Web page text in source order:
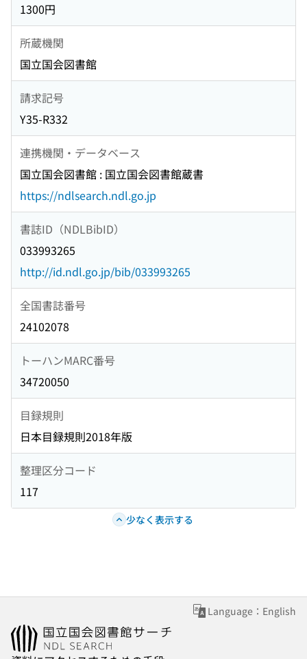
1300円
所蔵機関
国立国会図書館
請求記号
Y35-R332
連携機関・データベース
国立国会図書館 : 国立国会図書館蔵書
https://ndlsearch.ndl.go.jp
書誌ID（NDLBibID）
033993265
http://id.ndl.go.jp/bib/033993265
全国書誌番号
24102078
トーハンMARC番号
34720050
目録規則
日本目録規則2018年版
整理区分コード
117
少なく表示する
Language：English